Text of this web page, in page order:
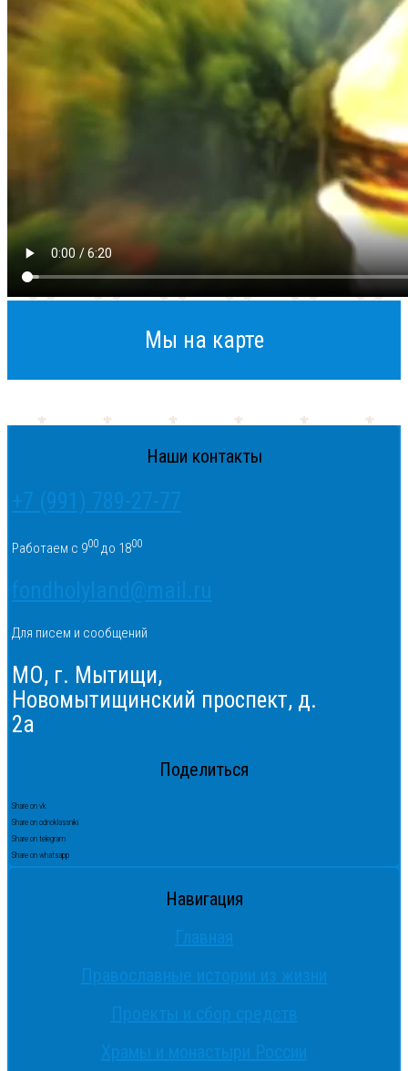
Мы на карте
Наши контакты
+7 (991) 789-27-77
Работаем с 900 до 1800
fondholyland@mail.ru
Для писем и сообщений
МО, г. Мытищи,
Новомытищинский проспект, д.
2а
Поделиться
Share on vk
Share on odnoklassniki
Share on telegram
Share on whatsapp
Навигация
Главная
Православные истории из жизни
Проекты и сбор средств
Храмы и монастыри России